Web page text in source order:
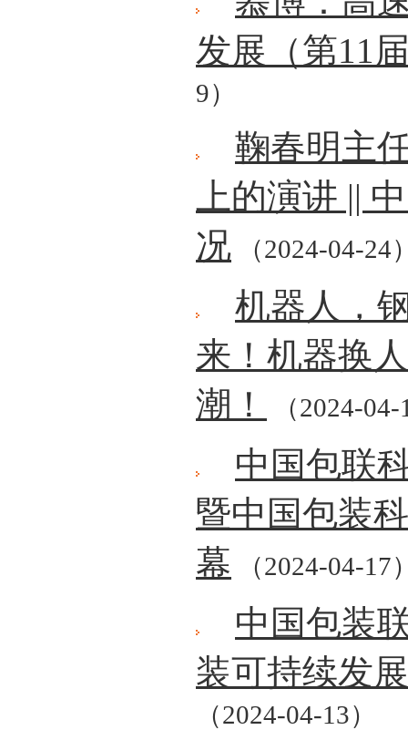
发展（第11
9）
鞠春明主
上的演讲 ||
况 （2024-04-24
机器人，
来！机器换
潮！
（2024-
中国包联
暨中国包装
幕 （2024-04-17
中国包装
装可持续发
（2024-04-13）